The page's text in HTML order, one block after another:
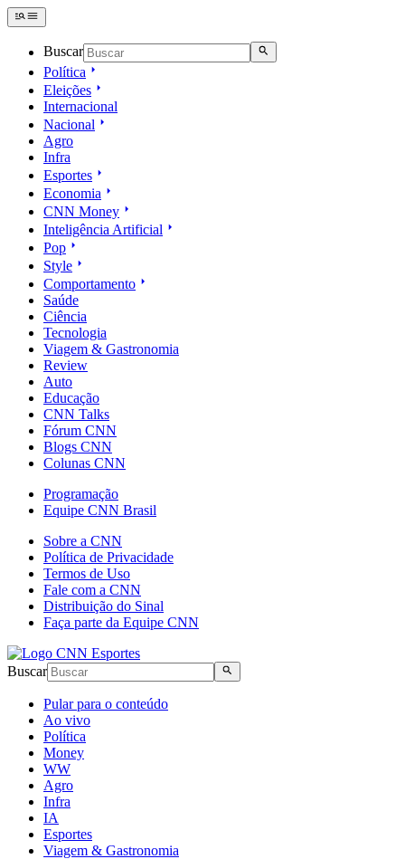
Buscar
Política
Eleições
Internacional
Nacional
Agro
Infra
Esportes
Economia
CNN Money
Inteligência Artificial
Pop
Style
Comportamento
Saúde
Ciência
Tecnologia
Viagem & Gastronomia
Review
Auto
Educação
CNN Talks
Fórum CNN
Blogs CNN
Colunas CNN
Programação
Equipe CNN Brasil
Sobre a CNN
Política de Privacidade
Termos de Uso
Fale com a CNN
Distribuição do Sinal
Faça parte da Equipe CNN
Buscar
Pular para o conteúdo
Ao vivo
Política
Money
WW
Agro
Infra
IA
Esportes
Viagem & Gastronomia